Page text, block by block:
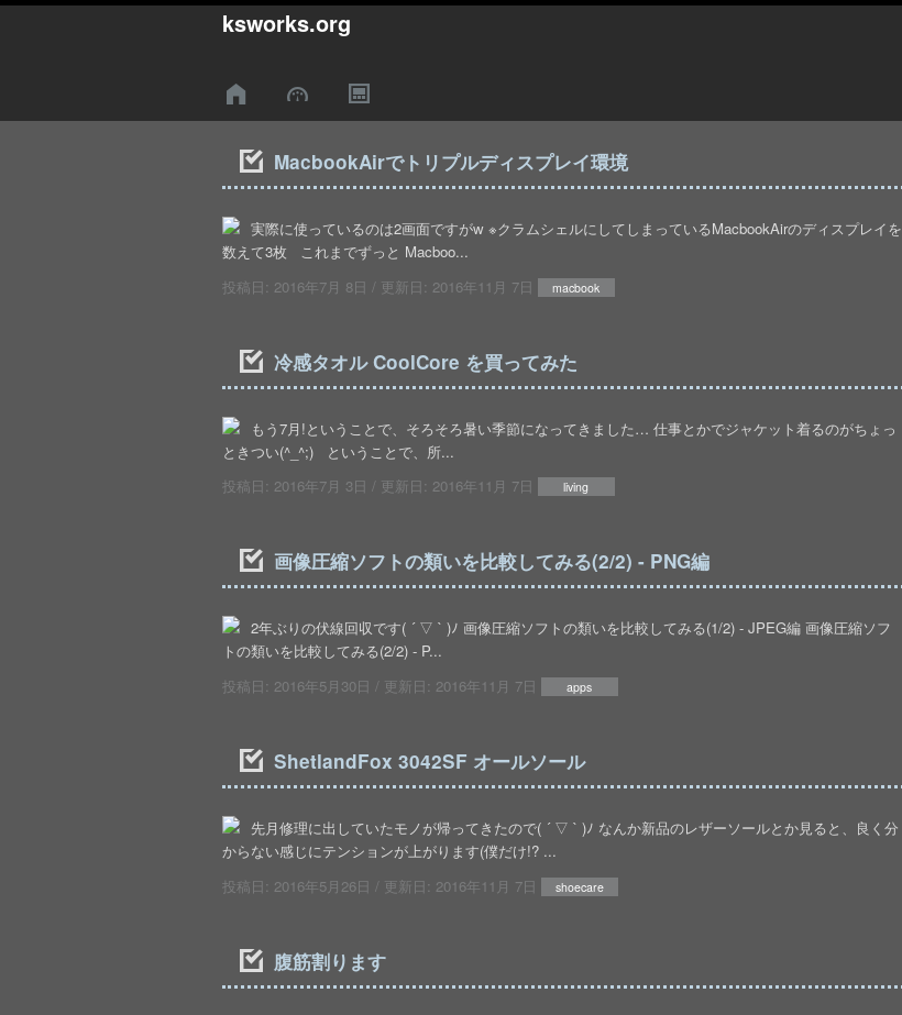
ksworks.org
MacbookAirでトリプルディスプレイ環境
実際に使っているのは2画面ですがw ※クラムシェルにしてしまっているMacbookAirのディスプレイを
数えて3枚 これまでずっと Macboo...
投稿日: 2016年7月 8日 / 更新日: 2016年11月 7日 macbook
冷感タオル CoolCore を買ってみた
もう7月!ということで、そろそろ暑い季節になってきました… 仕事とかでジャケット着るのがちょっ
ときつい(^_^;) ということで、所...
投稿日: 2016年7月 3日 / 更新日: 2016年11月 7日 living
画像圧縮ソフトの類いを比較してみる(2/2) - PNG編
2年ぶりの伏線回収です( ´ ▽ ` )ﾉ 画像圧縮ソフトの類いを比較してみる(1/2) - JPEG編 画像圧縮ソフ
トの類いを比較してみる(2/2) - P...
投稿日: 2016年5月30日 / 更新日: 2016年11月 7日 apps
ShetlandFox 3042SF オールソール
先月修理に出していたモノが帰ってきたので( ´ ▽ ` )ﾉ なんか新品のレザーソールとか見ると、良く分
からない感じにテンションが上がります(僕だけ!? ...
投稿日: 2016年5月26日 / 更新日: 2016年11月 7日 shoecare
腹筋割ります